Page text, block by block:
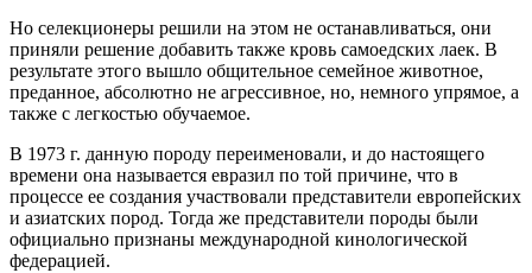
Но селекционеры решили на этом не останавливаться, они
приняли решение добавить также кровь самоедских лаек. В
результате этого вышло общительное семейное животное,
преданное, абсолютно не агрессивное, но, немного упрямое, а
также с легкостью обучаемое.
В 1973 г. данную породу переименовали, и до настоящего
времени она называется евразил по той причине, что в
процессе ее создания участвовали представители европейских
и азиатских пород. Тогда же представители породы были
официально признаны международной кинологической
федерацией.